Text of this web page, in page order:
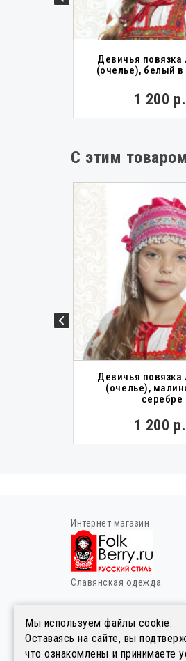
Девичья повязка
(очелье), белый в
1 200 р.
С этим
Девичья повязка
(очелье),
серебре
1 200 р.
Мы используем файлы cookie.
Оставаясь на сайте, вы
что ознакомлены и принимаете
Интернет магазин
Славянская одежда
2014-2026. Все права
защищены.